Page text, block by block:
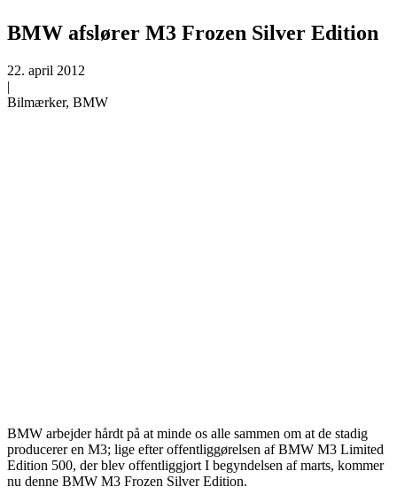
BMW afslører M3 Frozen Silver Edition
22. april 2012
|
Bilmærker, BMW
BMW arbejder hårdt på at minde os alle sammen om at de stadig
producerer en M3; lige efter offentliggørelsen af BMW M3 Limited
Edition 500, der blev offentliggjort I begyndelsen af marts, kommer
nu denne BMW M3 Frozen Silver Edition.